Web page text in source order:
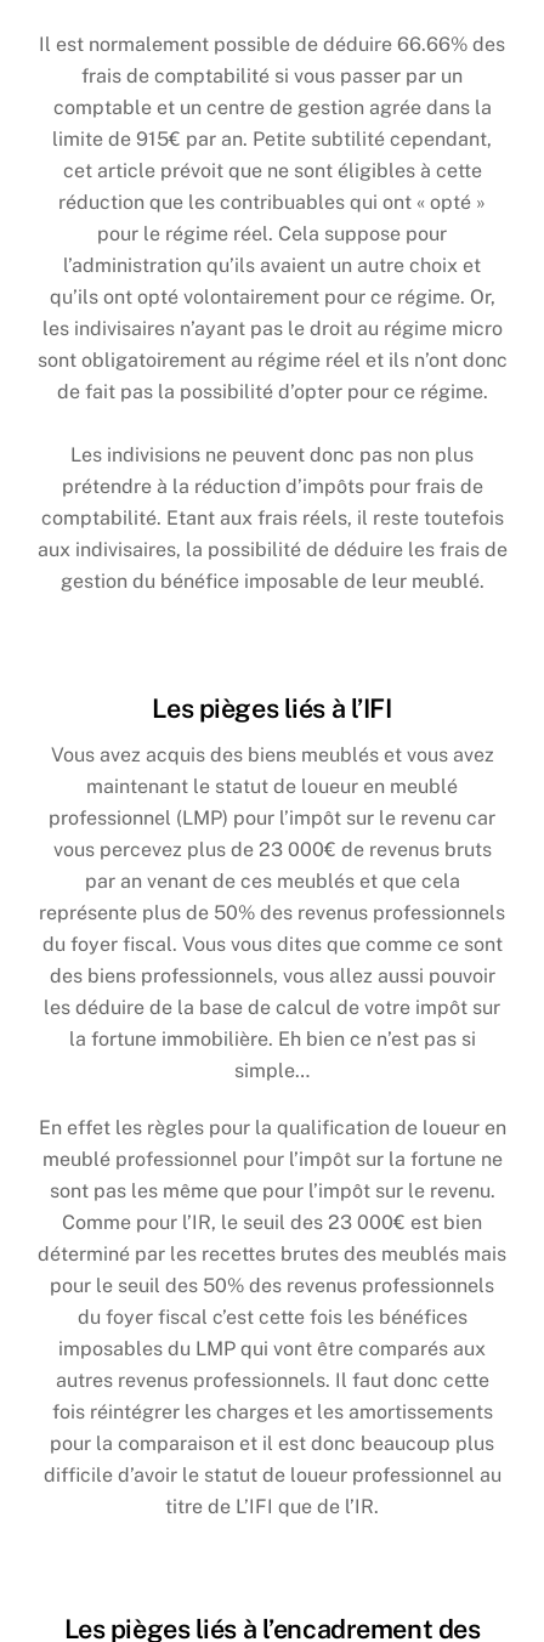
Il est normalement possible de déduire 66.66% des
frais de comptabilité si vous passer par un
comptable et un centre de gestion agrée dans la
limite de 915€ par an. Petite subtilité cependant,
cet article prévoit que ne sont éligibles à cette
réduction que les contribuables qui ont « opté »
pour le régime réel. Cela suppose pour
l’administration qu’ils avaient un autre choix et
qu’ils ont opté volontairement pour ce régime. Or,
les indivisaires n’ayant pas le droit au régime micro
sont obligatoirement au régime réel et ils n’ont donc
de fait pas la possibilité d’opter pour ce régime.
Les indivisions ne peuvent donc pas non plus
prétendre à la réduction d’impôts pour frais de
comptabilité. Etant aux frais réels, il reste toutefois
aux indivisaires, la possibilité de déduire les frais de
gestion du bénéfice imposable de leur meublé.
Les pièges liés à l’IFI
Vous avez acquis des biens meublés et vous avez
maintenant le statut de loueur en meublé
professionnel (LMP) pour l’impôt sur le revenu car
vous percevez plus de 23 000€ de revenus bruts
par an venant de ces meublés et que cela
représente plus de 50% des revenus professionnels
du foyer fiscal. Vous vous dites que comme ce sont
des biens professionnels, vous allez aussi pouvoir
les déduire de la base de calcul de votre impôt sur
la fortune immobilière. Eh bien ce n’est pas si
simple…
En effet les règles pour la qualification de loueur en
meublé professionnel pour l’impôt sur la fortune ne
sont pas les même que pour l’impôt sur le revenu.
Comme pour l’IR, le seuil des 23 000€ est bien
déterminé par les recettes brutes des meublés mais
pour le seuil des 50% des revenus professionnels
du foyer fiscal c’est cette fois les bénéfices
imposables du LMP qui vont être comparés aux
autres revenus professionnels. Il faut donc cette
fois réintégrer les charges et les amortissements
pour la comparaison et il est donc beaucoup plus
difficile d’avoir le statut de loueur professionnel au
titre de L’IFI que de l’IR.
Les pièges liés à l’encadrement des